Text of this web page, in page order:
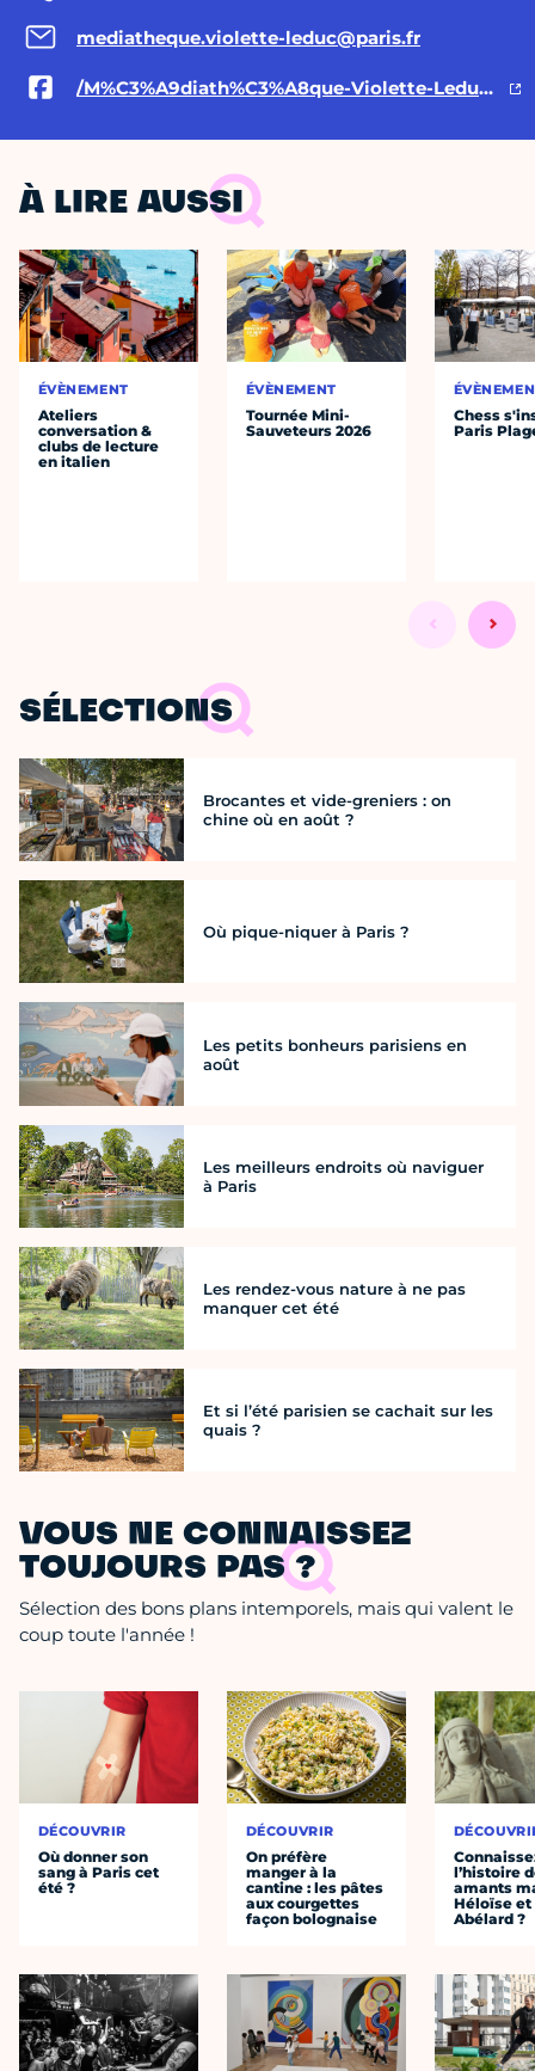
mediatheque.violette-leduc@paris.fr
/M%C3%A9diath%C3%A8que-Violette-Leduc-1222400914579896/
À LIRE AUSSI
ÉVÈNEMENT
Ateliers
conversation &
clubs de lecture
en italien
ÉVÈNEMENT
Tournée Mini-
Sauveteurs 2026
Chess
Paris
SÉLECTIONS
Brocantes et vide-greniers : on
chine où en août ?
Où pique-niquer à Paris ?
Les petits bonheurs parisiens en
août
Les meilleurs endroits où naviguer
à Paris
Les rendez-vous nature à ne pas
manquer cet été
Et si l’été parisien se cachait sur les
quais ?
VOUS NE CONNAISSEZ
TOUJOURS PAS ?
Sélection des bons plans intemporels, mais qui valent le
coup toute l'année !
DÉCOUVRIR
Où donner son
sang à Paris cet
été ?
DÉCOUVRIR
On préfère
manger à la
cantine : les pâtes
aux courgettes
façon bolognaise
l’histoire
amants
Héloïse et
Abélard ?